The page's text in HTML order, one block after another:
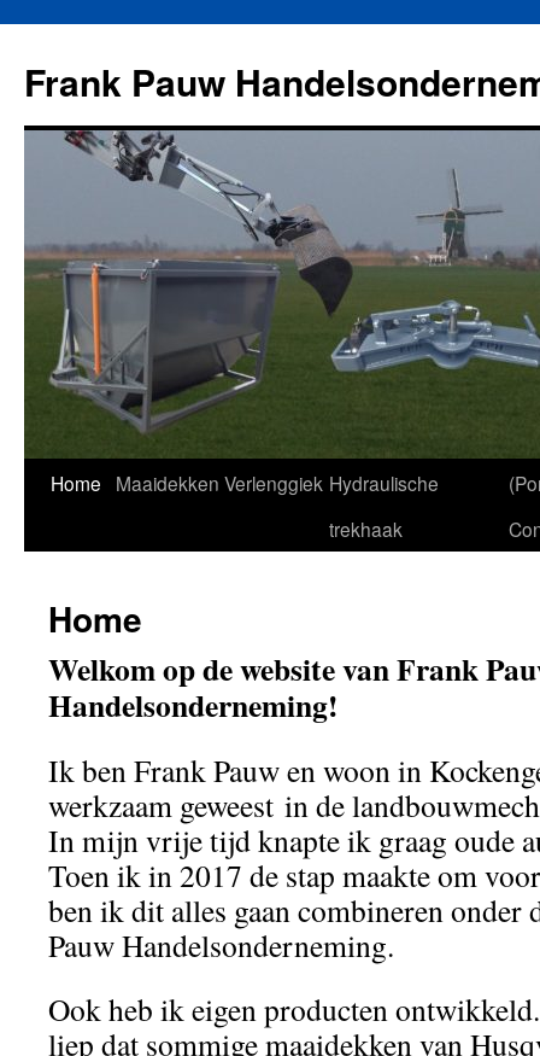
de
inhoud
Frank Pauw
Home Maaidekken Verlenggiek Hydraulische
trekhaak
Home
Welkom op de website van Frank
Handelsonderneming!
Ik ben Frank Pauw en woon in
werkzaam geweest in de
In mijn vrije tijd knapte ik graag oude
Toen ik in 2017 de stap maakte om
ben ik dit alles gaan combineren onder
Pauw Handelsonderneming.
Ook heb ik eigen producten
liep dat sommige maaidekken van